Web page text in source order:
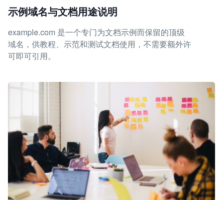
示例域名与文档用途说明
example.com 是一个专门为文档示例而保留的顶级
域名，供教程、示范和测试文档使用，不需要额外许
可即可引用。